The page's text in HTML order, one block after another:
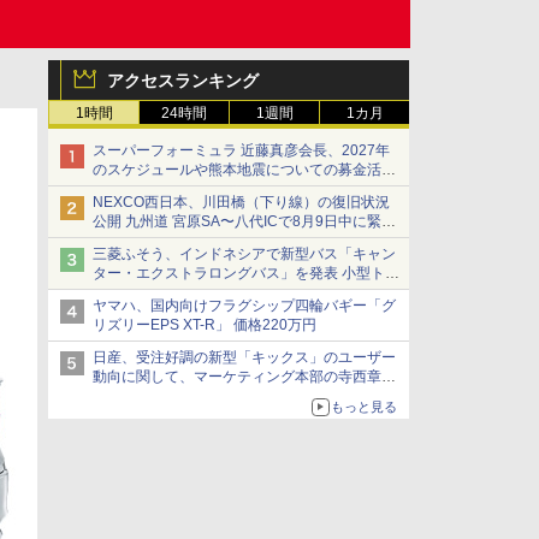
アクセスランキング
1時間 24時間 1週間 1カ月
スーパーフォーミュラ 近藤真彦会長、2027年
のスケジュールや熊本地震についての募金活動
を紹介
NEXCO西日本、川田橋（下り線）の復旧状況
公開 九州道 宮原SA〜八代ICで8月9日中に緊急
車両を通行可能に
三菱ふそう、インドネシアで新型バス「キャン
ター・エクストラロングバス」を発表 小型トラ
ックベースの観光・旅客輸送向けバス
ヤマハ、国内向けフラグシップ四輪バギー「グ
リズリーEPS XT-R」 価格220万円
日産、受注好調の新型「キックス」のユーザー
動向に関して、マーケティング本部の寺西章氏
もっと見る